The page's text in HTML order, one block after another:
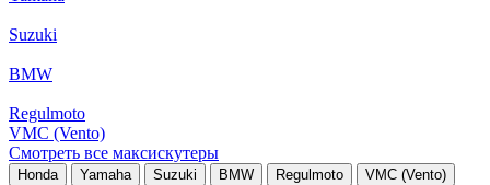
Suzuki
BMW
Regulmoto
VMC (Vento)
Смотреть все максискутеры
Honda Yamaha Suzuki BMW Regulmoto VMC (Vento)